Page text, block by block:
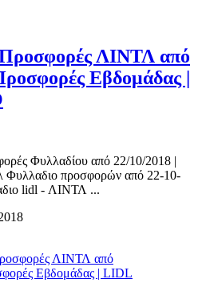
ΛΙΝΤΛ από
Εβδομάδας |
Φυλλαδίου από 22/10/2018 |
Φυλλαδιο προσφορών από 22-10-
lidl - ΛΙΝΤΛ ...